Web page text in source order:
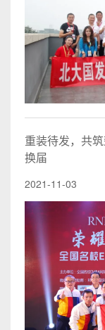
重装待发，共
换届
2021-11-03